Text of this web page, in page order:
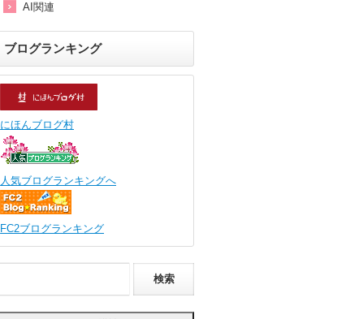
AI関連
ブログランキング
にほんブログ村
人気ブログランキングへ
FC2ブログランキング